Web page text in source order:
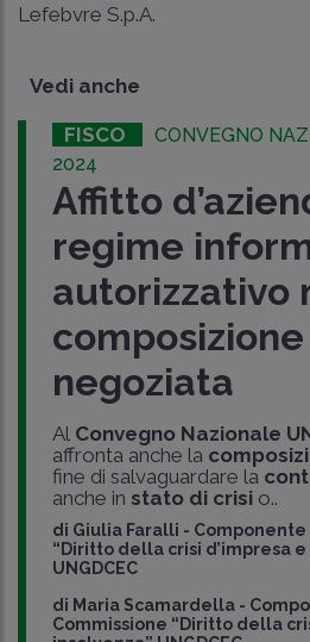
Lefebvre S.p.A.
Vedi anche
FISCO
CONVEGNO
2024
Affitto
regime
autorizzativo
composizione
negoziata
Al Convegno Nazionale
affronta anche la
fine di salvaguardare la
anche in stato di crisio..
di Giulia Faralli - Componente
“Diritto della crisi d’impresa
UNGDCEC
di Maria Scamardella -
Commissione “Diritto della